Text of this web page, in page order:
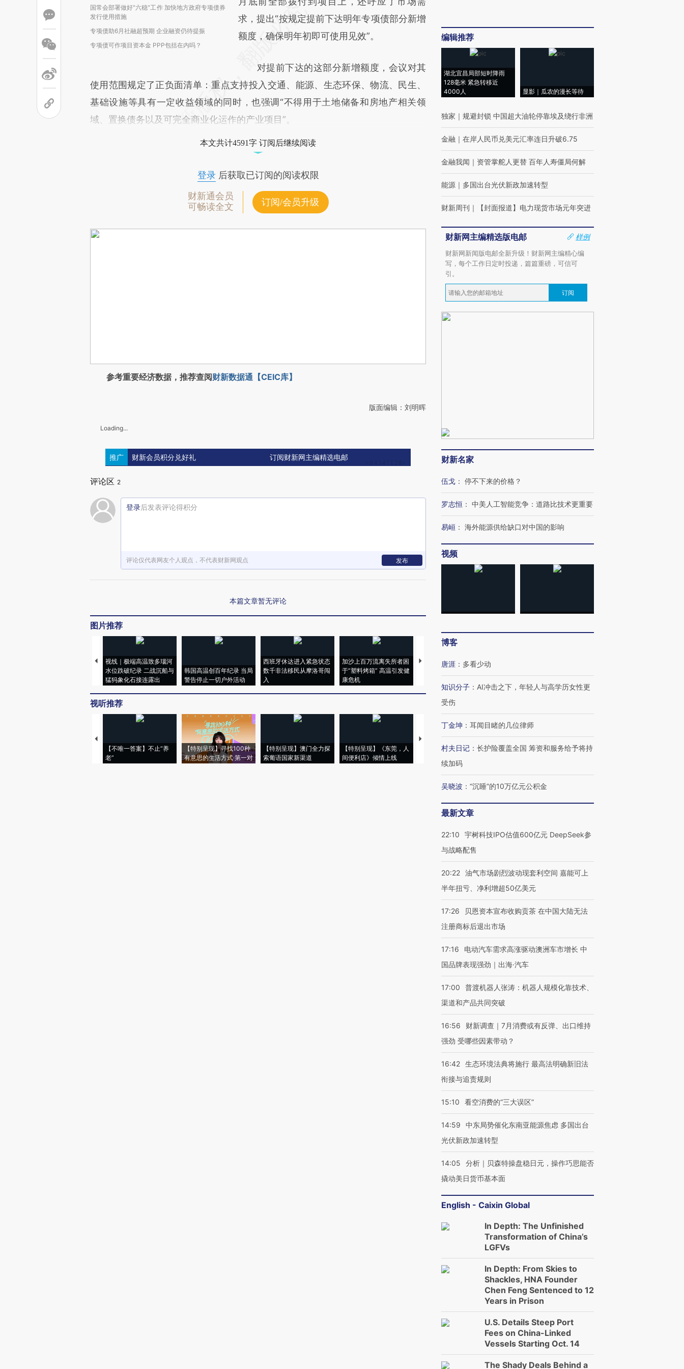
国常会部署做好"六稳"工作 加快地方政府专项债券
发行使用措施
专项债助6月社融超预期 企业融资仍待提振
专项债可作项目资本金 PPP包括在内吗？
求，提出“按规定提前下达明年专项债部分新增
额度，确保明年初即可使用见效”。
对提前下达的这部分新增额度，会议对其
使用范围规定了正负面清单：重点支持投入交通、能源、生态环保、物流、民生、
基础设施等具有一定收益领域的同时，也强调“不得用于土地储备和房地产相关领
域、置换债务以及可完全商业化运作的产业项目”。
本文共计4591字 订阅后继续阅读
登录后获取已订阅的阅读权限
财新通会员
可畅读全文
订阅/会员升级
参考重要经济数据，推荐查阅财新数据通【CEIC库】
版面编辑：刘明晖
Loading...
推广 财新会员积分兑好礼 订阅财新网主编精选电邮
评论区 2
登录后发表评论得积分
评论仅代表网友个人观点，不代表财新网观点 发布
本篇文章暂无评论
图片推荐
视线｜极端高温致多瑙河
水位跌破纪录 二战沉船与
猛犸象化石接连露出
韩国高温创百年纪录 当局
警告停止一切户外活动
西班牙休达进入紧急状态
数千非法移民从摩洛哥闯
入
加沙上百万流离失所者困
于“塑料烤箱” 高温引发健
康危机
视线｜HYROX的吸金
术：是什么让中产们甘
视听推荐
【不唯一答案】不止“养
老”
【特别呈现】寻找100种
有意思的生活方式·第一对
【特别呈现】澳门全力探
索葡语国家新渠道
【特别呈现】《东莞，人
间便利店》倾情上线
【推广】走进第四届链博
会，让数智科技“链”接产
【特别呈现】寻找100种
【商旅对话】华住集团
CFO：不靠规模取胜，华
编辑推荐
湖北宜昌局部短时降雨
128毫米 紧急转移近
4000人
显影｜瓜农的漫长等待
独家 ｜ 规避封锁 中国超大油轮停靠埃及绕行非洲
金融 ｜ 在岸人民币兑美元汇率连日升破6.75
金融我闻 ｜ 资管掌舵人更替 百年人寿僵局何解
能源 ｜ 多国出台光伏新政加速转型
财新周刊 ｜ 【封面报道】电力现货市场元年突进
财新网主编精选版电邮
样例
财新网新闻版电邮全新升级！财新网主编精心编
写，每个工作日定时投递，篇篇重磅，可信可
引。
订阅
财新名家
伍戈 ： 停不下来的价格？
罗志恒 ： 中美人工智能竞争：道路比技术更重要
易峘 ： 海外能源供给缺口对中国的影响
视频
博客
唐涯 ： 多看少动
知识分子 ： AI冲击之下，年轻人与高学历女性更
受伤
丁金坤 ： 耳闻目睹的几位律师
村夫日记 ： 长护险覆盖全国 筹资和服务给予将持
续加码
吴晓波 ： “沉睡”的10万亿元公积金
最新文章
22:10
宇树科技IPO估值600亿元 DeepSeek参
与战略配售
20:22 油气市场剧烈波动现套利空间 嘉能可上
半年扭亏、净利增超50亿美元
17:26
贝恩资本宣布收购贡茶 在中国大陆无法
注册商标后退出市场
17:16
电动汽车需求高涨驱动澳洲车市增长 中
国品牌表现强劲｜出海·汽车
17:00
普渡机器人张涛：机器人规模化靠技术、
渠道和产品共同突破
16:56
财新调查｜7月消费或有反弹、出口维持
强劲 受哪些因素带动？
16:42 生态环境法典将施行 最高法明确新旧法
衔接与追责规则
15:10 看空消费的“三大误区”
14:59
中东局势催化东南亚能源焦虑 多国出台
光伏新政加速转型
14:05
分析｜贝森特操盘稳日元，操作巧思能否
撬动美日货币基本面
English - Caixin Global
In Depth: The Unfinished
Transformation of China’s
LGFVs
In Depth: From Skies to
Shackles, HNA Founder
Chen Feng Sentenced to 12
Years in Prison
U.S. Details Steep Port
Fees on China-Linked
Vessels Starting Oct. 14
The Shady Deals Behind a